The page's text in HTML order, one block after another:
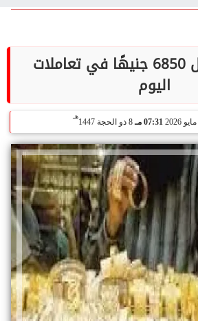
عيار 21 يسجل 6850 جنيهًا في تعاملات
اليوم
07:31 مـ 8 ذو الحجة 1447
هـ